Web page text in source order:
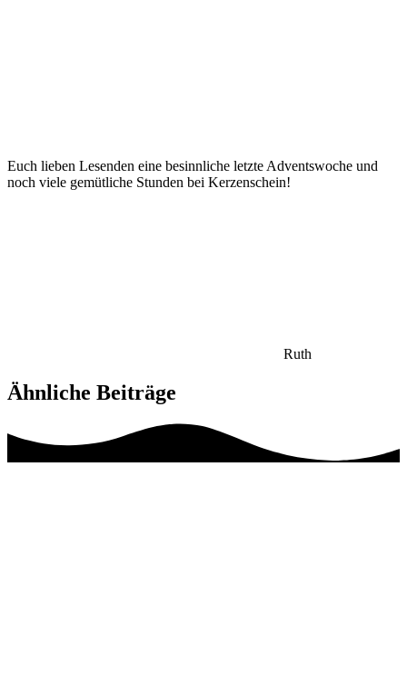
Euch lieben Lesenden eine besinnliche letzte Adventswoche und
noch viele gemütliche Stunden bei Kerzenschein!
Ruth
Ähnliche Beiträge